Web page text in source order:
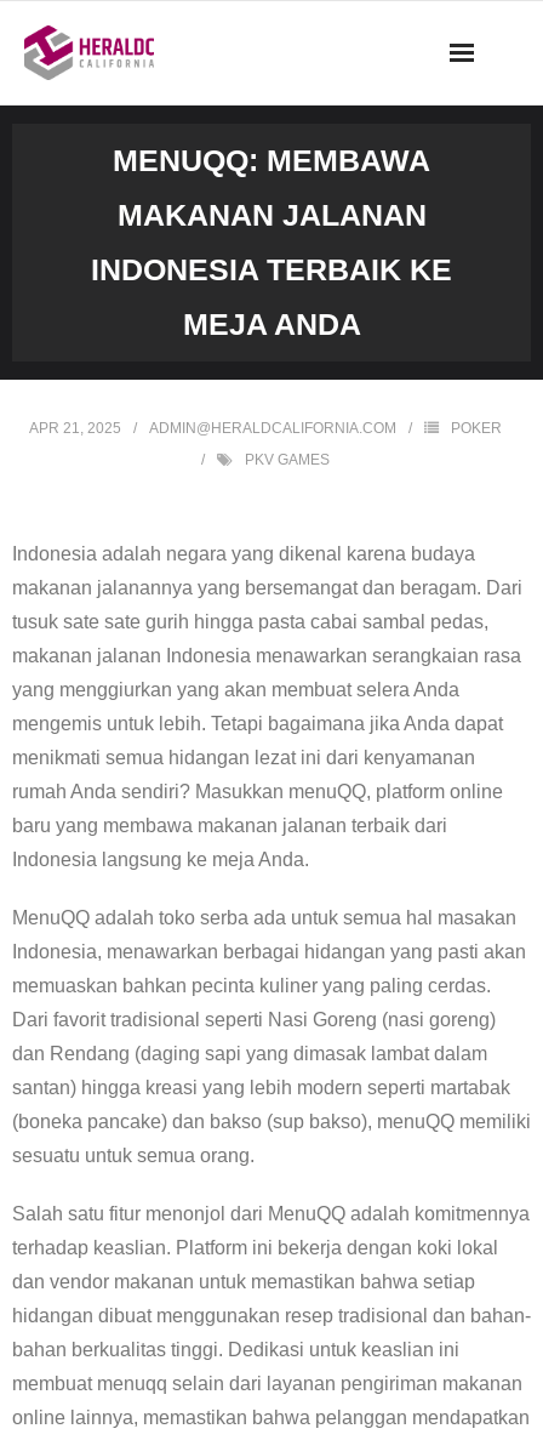
content
MENUQQ: MEMBAWA
MAKANAN JALANAN
INDONESIA TERBAIK KE
MEJA ANDA
APR 21, 2025 ADMIN@HERALDCALIFORNIA.COM
POKER
PKV GAMES
Indonesia adalah negara yang dikenal karena budaya
makanan jalanannya yang bersemangat dan beragam. Dari
tusuk sate sate gurih hingga pasta cabai sambal pedas,
makanan jalanan Indonesia menawarkan serangkaian rasa
yang menggiurkan yang akan membuat selera Anda
mengemis untuk lebih. Tetapi bagaimana jika Anda dapat
menikmati semua hidangan lezat ini dari kenyamanan
rumah Anda sendiri? Masukkan menuQQ, platform online
baru yang membawa makanan jalanan terbaik dari
Indonesia langsung ke meja Anda.
MenuQQ adalah toko serba ada untuk semua hal masakan
Indonesia, menawarkan berbagai hidangan yang pasti akan
memuaskan bahkan pecinta kuliner yang paling cerdas.
Dari favorit tradisional seperti Nasi Goreng (nasi goreng)
dan Rendang (daging sapi yang dimasak lambat dalam
santan) hingga kreasi yang lebih modern seperti martabak
(boneka pancake) dan bakso (sup bakso), menuQQ memiliki
sesuatu untuk semua orang.
Salah satu fitur menonjol dari MenuQQ adalah komitmennya
terhadap keaslian. Platform ini bekerja dengan koki lokal
dan vendor makanan untuk memastikan bahwa setiap
hidangan dibuat menggunakan resep tradisional dan bahan-
bahan berkualitas tinggi. Dedikasi untuk keaslian ini
membuat menuqq selain dari layanan pengiriman makanan
online lainnya, memastikan bahwa pelanggan mendapatkan